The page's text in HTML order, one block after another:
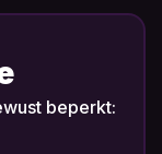
beperkt: